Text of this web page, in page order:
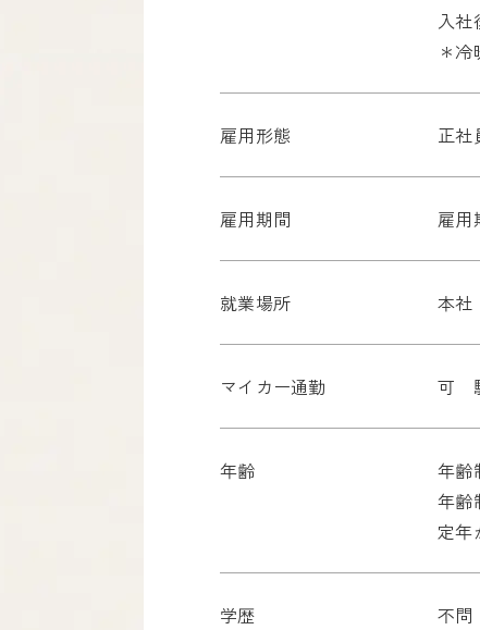
入社
＊
雇用形態 正社
雇用期間 雇用
就業場所 本社
マイカー通勤 可
年齢
年齢
年齢
定年
学歴 不問